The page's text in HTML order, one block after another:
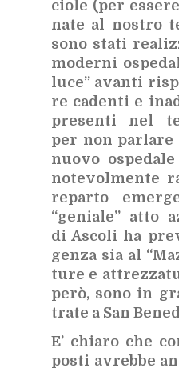
cio­le (per
na­te al no­stro
sono sta­ti
mo­der­ni
luce” avan­ti
re ca­den­ti e
pre­sen­ti nel
per non
nuo­vo
no­te­vol­men­te
re­par­to
“ge­nia­le” atto
di Asco­li ha
gen­za sia al
tu­re e
però, sono in
tra­te a San
E’ chia­ro che
po­sti avreb­be